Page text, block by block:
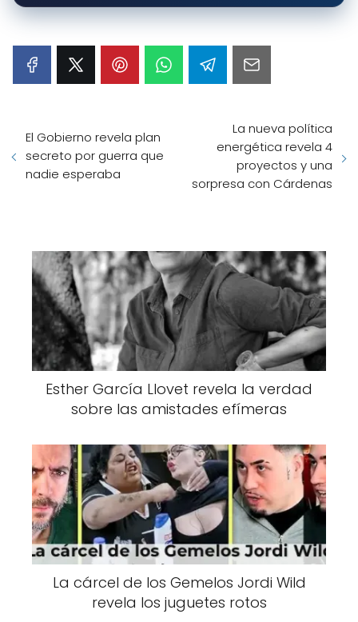
El Gobierno revela plan
secreto por guerra que
nadie esperaba
La nueva política
energética revela 4
proyectos y una
sorpresa con Cárdenas
Esther García Llovet revela la verdad
sobre las amistades efímeras
La cárcel de los Gemelos Jordi Wild
revela los juguetes rotos